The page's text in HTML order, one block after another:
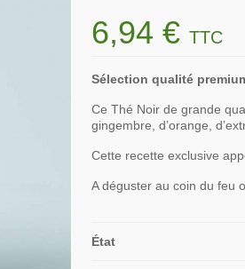
6,94 €TTC
Sélection qualité
Ce Thé Noir de grande
gingembre, d’orange,
Cette recette exclusive
A déguster au coin du feu
État